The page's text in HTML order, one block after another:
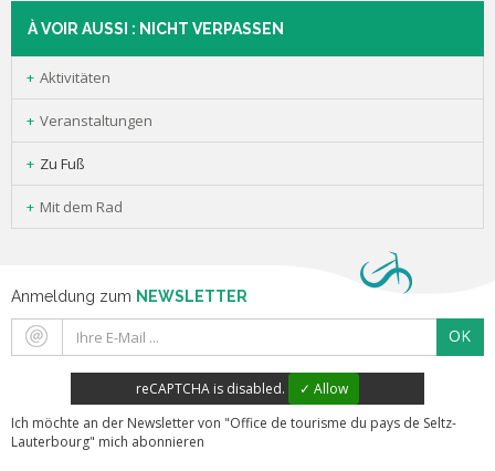
À VOIR AUSSI : NICHT VERPASSEN
Aktivitäten
Veranstaltungen
Zu Fuß
Mit dem Rad
Anmeldung zum NEWSLETTER
OK
reCAPTCHA is disabled.
✓ Allow
Ich möchte an der Newsletter von "Office de tourisme du pays de Seltz-
Lauterbourg" mich abonnieren